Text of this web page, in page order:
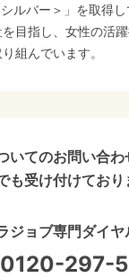
ルバー＞」を取得し
目指し、女性の活
組んでいます。
いてのお問い合わ
も受け付けており
ジョブ専門ダイヤ
0120-297-